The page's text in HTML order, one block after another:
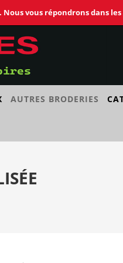
vous répondrons dans les
AUTRES BRODERIES